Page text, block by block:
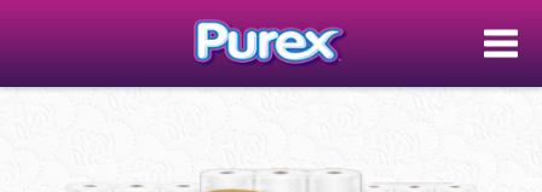
Aller
au
contenu
principal